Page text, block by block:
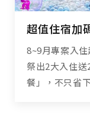
8~9月專案入
祭出2大入住
餐」，不只省